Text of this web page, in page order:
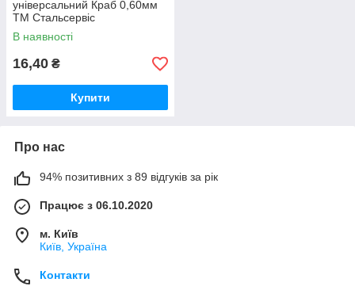
універсальний Краб 0,60мм
ТМ Стальсервіс
В наявності
16,40 ₴
Купити
Про нас
94% позитивних з 89 відгуків за рік
Працює з 06.10.2020
м. Київ
Київ, Україна
Контакти